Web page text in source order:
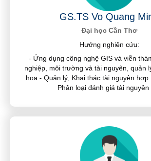
GS.TS Vo Quang
Đại học Cần Thơ
Hướng nghiên cứu:
- Ứng dụng công nghệ GIS và viễn
nghiệp, môi trường và tài nguyên, quản
họa - Quản lý, Khai thác tài nguyên hợp
Phân loại đánh giá tài nguyên